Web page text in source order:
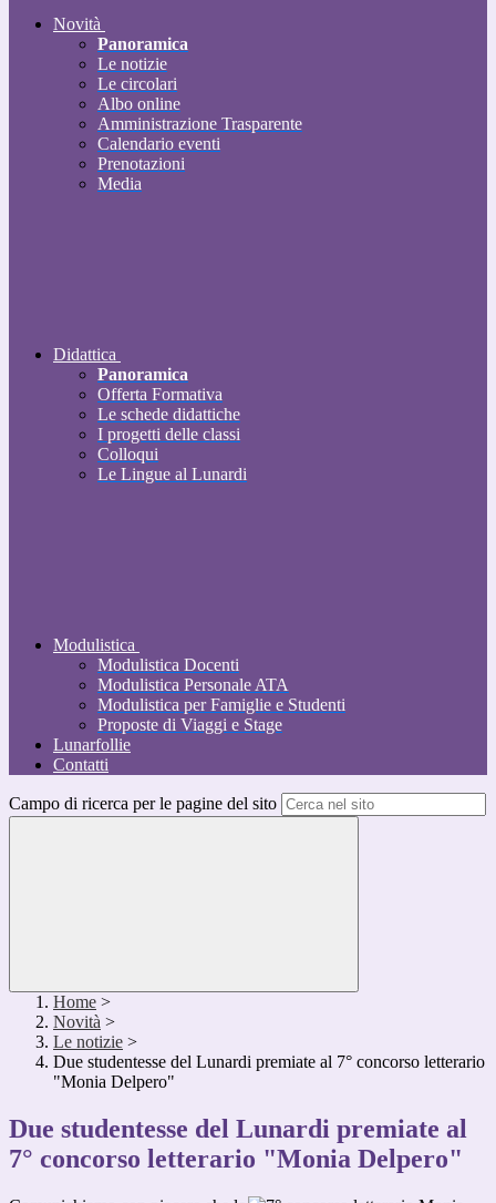
Novità
Panoramica
Le notizie
Le circolari
Albo online
Amministrazione Trasparente
Calendario eventi
Prenotazioni
Media
Didattica
Panoramica
Offerta Formativa
Le schede didattiche
I progetti delle classi
Colloqui
Le Lingue al Lunardi
Modulistica
Modulistica Docenti
Modulistica Personale ATA
Modulistica per Famiglie e Studenti
Proposte di Viaggi e Stage
Lunarfollie
Contatti
Campo di ricerca per le pagine del sito
Home >
Novità >
Le notizie >
Due studentesse del Lunardi premiate al 7° concorso letterario
"Monia Delpero"
Due studentesse del Lunardi premiate al
7° concorso letterario "Monia Delpero"